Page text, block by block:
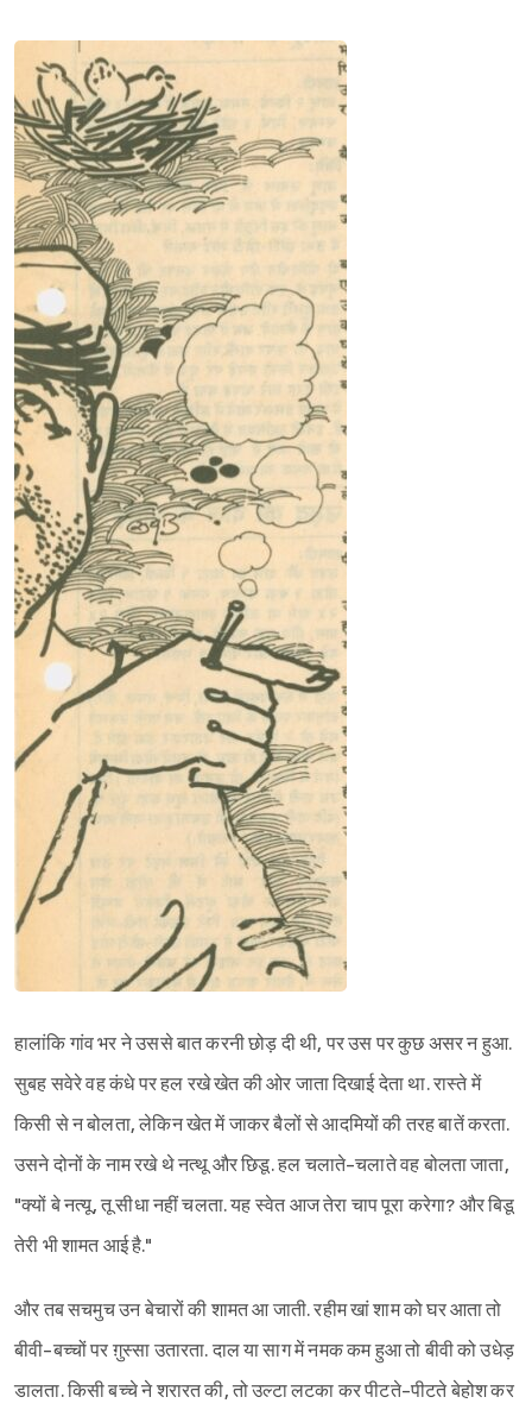
हालांकि गांव भर ने उससे बात करनी छोड़ दी थी, पर उस पर कुछ असर न हुआ.
सुबह सवेरे वह कंधे पर हल रखे खेत की ओर जाता दिखाई देता था. रास्ते में
किसी से न बोलता, लेकिन खेत में जाकर बैलों से आदमियों की तरह बातें करता.
उसने दोनों के नाम रखे थे नत्थू और छिडू. हल चलाते-चलाते वह बोलता जाता,
"क्यों बे नत्यू, तू सीधा नहीं चलता. यह स्वेत आज तेरा चाप पूरा करेगा? और बिडू
तेरी भी शामत आई है."
और तब सचमुच उन बेचारों की शामत आ जाती. रहीम खां शाम को घर आता तो
बीवी-बच्चों पर ग़ुस्सा उतारता. दाल या साग में नमक कम हुआ तो बीवी को उधेड़
डालता. किसी बच्चे ने शरारत की, तो उल्टा लटका कर पीटते-पीटते बेहोश कर